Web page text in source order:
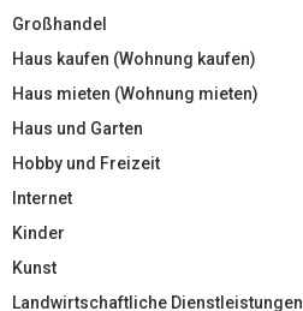
Großhandel
Haus kaufen (Wohnung kaufen)
Haus mieten (Wohnung mieten)
Haus und Garten
Hobby und Freizeit
Internet
Kinder
Kunst
Landwirtschaftliche Dienstleistungen